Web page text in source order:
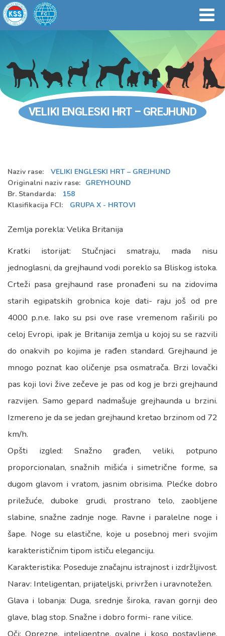
VELIKI ENGLESKI HRT – GREJHUND
Naziv rase:
VELIKI ENGLESKI HRT – GREJHUND
Originalni naziv rase: GREYHOUND
Br. Standarda:
158
Klasifikacija FCI:
GRUPA X - HRTOVI
Zemlja porekla: Velika Britanija
Kratki istorijat: Stučnjaci smatraju, mada nisu
jednoglasni, da grejhaund vodi poreklo sa Bliskog istoka.
Crteži pasa grejhaund rase pronađeni su na zidovima
starih egipatskih grobnica koje dati- raju još od pre
4000 p.n.e. Iako su psi ove rase vremenom raširili po
celoj Evropi, ipak je Britanija zemlja u kojoj su se razvili
do onakvih po kojima je rađen standard. Grejhaund je
mnogo poznat kao oličenje psa osmatrača. Brzi lovački
pas koji lovi žive zečeve je pas od kog je brzi grejhaund
razvijen. Samo gepard nadmašuje grejhaunda u brzini.
Izmereno je da se jedan grejhaund kretao brzinom od 72
km/h.
Opšti izgled: Snažno građen, veliki, potpuno
proporcionalan, snažnih mišića i simetrične forme, sa
dugom glavom i vratom, jasnim obrisima. Plećke dobro
priležuće, duboke grudi, prostrano telo, zaobljene
slabine, snažne zadnje noge. Ravne i paralelne noge i
šape. Noge su elastične, koje u posebnoj meri svojim
karakterističnim tipom ističu eleganciju.
Karakteristika: Poseduje značajnu istrajnost i izdržljivost.
Narav: Inteligentan, prijateljski, privržen i uravnotežen.
Glava i lobanja: Duga, srednje široka, ravan gornji deo
glave, blag stop. Snažne i dobro formi- rane vilice.